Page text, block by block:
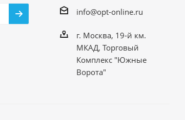
info@opt-online.ru
г. Москва, 19-й км.
МКАД, Торговый
Комплекс "Южные
Ворота"